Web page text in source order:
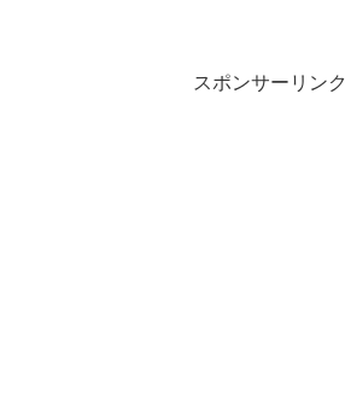
スポンサーリンク